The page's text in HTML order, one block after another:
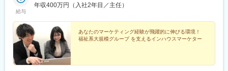
給与
年収400万円（入社2年目／主任）
あなたのマーケティング経験が飛躍的に伸びる環境！
福祉系大規模グループ を支えるインハウスマーケター